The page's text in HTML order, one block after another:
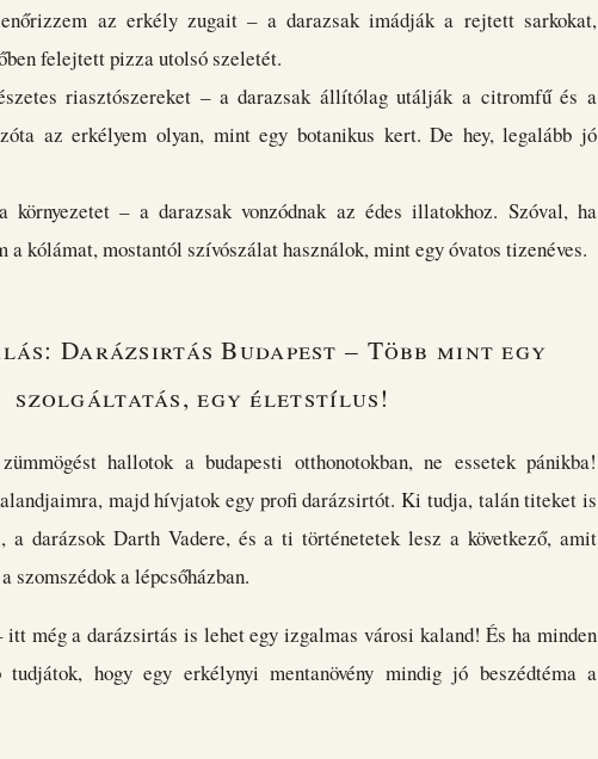
az erkély zugait – a darazsak imádják a rejtett sarkokat,
felejtett pizza utolsó szeletét.
riasztószereket – a darazsak állítólag utálják a citromfű és a
az erkélyem olyan, mint egy botanikus kert. De hey, legalább jó
környezetet – a darazsak vonzódnak az édes illatokhoz. Szóval, ha
a kólámat, mostantól szívószálat használok, mint egy óvatos tizenéves.
Darázsirtás Budapest – Több mint egy
szolgáltatás, egy életstílus!
hallotok a budapesti otthonotokban, ne essetek pánikba!
majd hívjatok egy profi darázsirtót. Ki tudja, talán titeket is
a darázsok Darth Vadere, és a ti történetetek lesz a következő, amit
szomszédok a lépcsőházban.
itt még a darázsirtás is lehet egy izgalmas városi kaland! És ha minden
tudjátok, hogy egy erkélynyi mentanövény mindig jó beszédtéma a